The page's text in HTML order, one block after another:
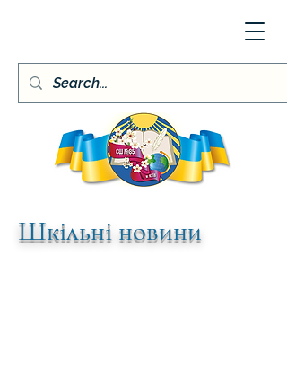
Шкільні новини